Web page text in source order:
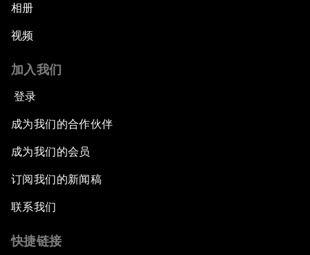
相册
视频
加入我们
登录
成为我们的合作伙伴
成为我们的会员
订阅我们的新闻稿
联系我们
快捷链接